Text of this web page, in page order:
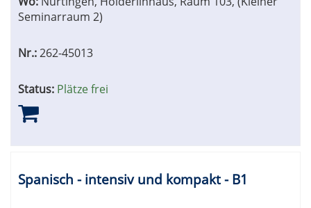
Seminarraum 2)
Nr.:262-45013
Status: Plätze frei
Spanisch - intensiv und kompakt - B1